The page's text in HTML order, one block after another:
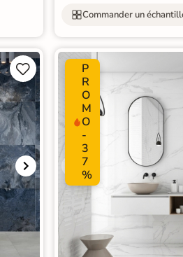
Commander un


P
R
O
M
O
-
3
7
%